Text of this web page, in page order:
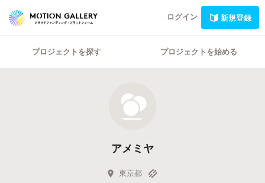
ログイン 新規登録
プロジェクトを探す プロジェクトを始める
アメミヤ
東京都